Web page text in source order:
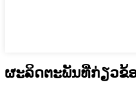
ຜະ​ລິດ​ຕະ​ພັນ​ທີ່​ກ່ຽວ​ຂ້